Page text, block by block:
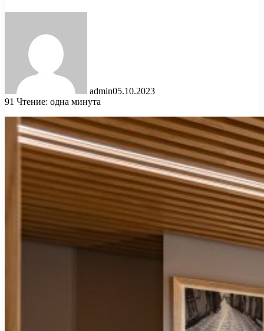
admin05.10.2023
91 Чтение: одна минута